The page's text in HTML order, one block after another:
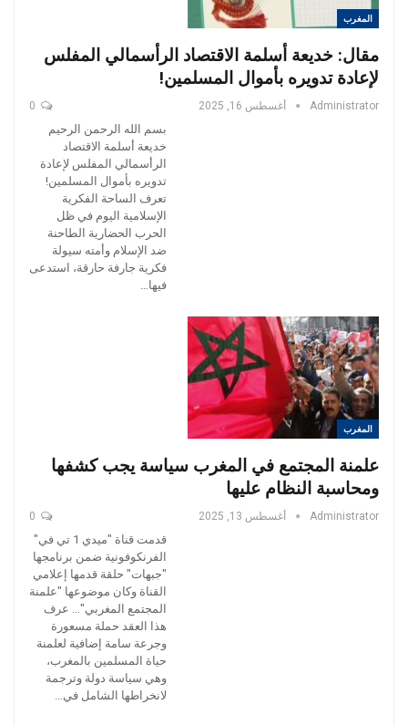
المغرب
مقال: خديعة أسلمة الاقتصاد الرأسمالي المفلس
لإعادة تدويره بأموال المسلمين!
Administrator أغسطس 16, 2025
بسم الله الرحمن الرحيم
خديعة أسلمة الاقتصاد
الرأسمالي المفلس لإعادة
تدويره بأموال المسلمين!
تعرف الساحة الفكرية
الإسلامية اليوم في ظل
الحرب الحضارية الطاحنة
ضد الإسلام وأمته سيولة
فكرية جارفة حارقة، استدعى
فيها…
المغرب
علمنة المجتمع في المغرب سياسة يجب كشفها
ومحاسبة النظام عليها
Administrator أغسطس 13, 2025
قدمت قناة "ميدي 1 تي في"
الفرنكوفونية ضمن برنامجها
"جبهات" حلقة قدمها إعلامي
القناة وكان موضوعها "علمنة
المجتمع المغربي"... عرف
هذا العقد حملة مسعورة
وجرعة سامة إضافية لعلمنة
حياة المسلمين بالمغرب،
وهي سياسة دولة وترجمة
لانخراطها الشامل في…